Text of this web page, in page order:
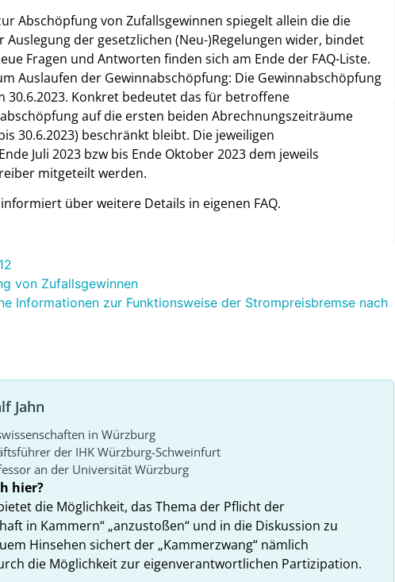
Abschöpfung von Zufallsgewinnen spiegelt allein die die
Auslegung der gesetzlichen (Neu-)Regelungen wider, bindet
Fragen und Antworten finden sich am Ende der FAQ-Liste.
Auslaufen der Gewinnabschöpfung: Die Gewinnabschöpfung
30.6.2023. Konkret bedeutet das für betroffene
auf die ersten beiden Abrechnungszeiträume
30.6.2023) beschränkt bleibt. Die jeweiligen
Juli 2023 bzw bis Ende Oktober 2023 dem jeweils
mitgeteilt werden.
über weitere Details in eigenen FAQ.
von Zufallsgewinnen
In­for­ma­tio­nen zur Funk­ti­ons­wei­se der Strom­preis­brem­se nach
Jahn
in Würzburg
der IHK Würzburg-Schweinfurt
an der Universität Würzburg
hier?
die Möglichkeit, das Thema der Pflicht der
in Kammern“ „anzustoßen“ und in die Diskussion zu
Hinsehen sichert der „Kammerzwang“ nämlich
die Möglichkeit zur eigenverantwortlichen Partizipation.